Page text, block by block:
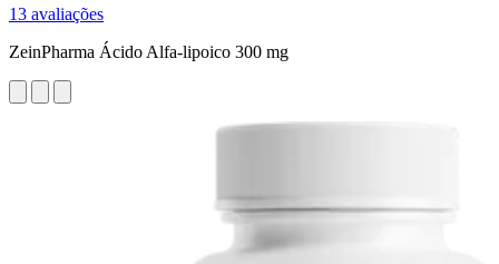
13 avaliações
ZeinPharma Ácido Alfa-lipoico 300 mg